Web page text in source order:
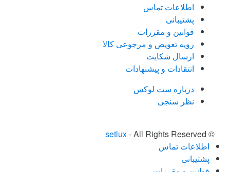
اطلاعات تماس
پشتیبانی
قوانین و مقررات
رویه تعویض و مرجوعی کالا
ارسال شکایت
انتقادات و پیشنهادات
درباره ست لوکس
نظر سنجی
©
setlux- All Rights Reserved
اطلاعات تماس
پشتیبانی